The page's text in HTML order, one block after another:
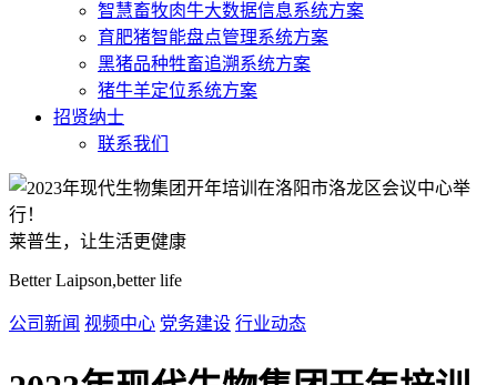
智慧畜牧肉牛大数据信息系统方案
育肥猪智能盘点管理系统方案
黑猪品种牲畜追溯系统方案
猪牛羊定位系统方案
招贤纳士
联系我们
莱普生，让生活更健康
Better Laipson,better life
公司新闻 视频中心 党务建设 行业动态